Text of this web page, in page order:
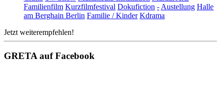
Familienfilm Kurzfilmfestival Dokufiction - Austellung Halle
am Berghain Berlin Familie / Kinder Kdrama
Jetzt weiterempfehlen!
GRETA auf Facebook